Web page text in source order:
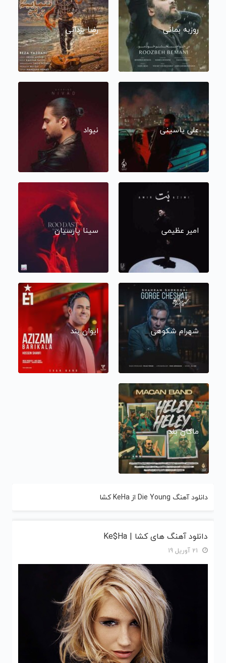
روزبه بمانی رضا یزدانی
علی یاسینی نیواد
امیر عظیمی سینا پارسیان
شهرام شکوهی ایوان بند
ماکان بند
دانلود آهنگ Die Young از KeHa کشا
دانلود آهنگ های کشا | Ke$Ha